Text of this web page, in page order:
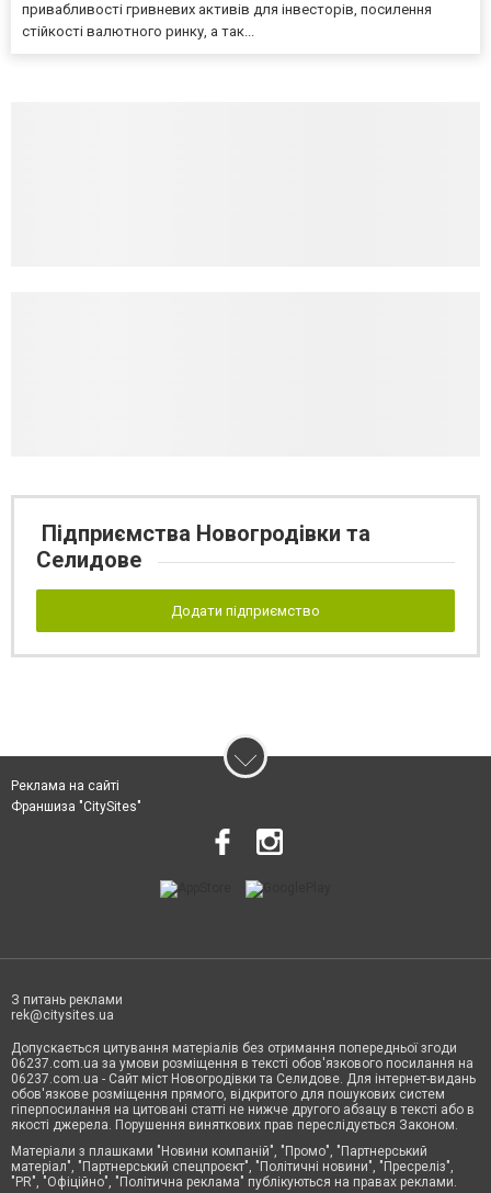
привабливості гривневих активів для інвесторів, посилення
стійкості валютного ринку, а так...
Підприємства Новогродівки та
Селидове
Додати підприємство
Реклама на сайті
Франшиза "CitySites"
З питань реклами
rek@citysites.ua
Допускається цитування матеріалів без отримання попередньої згоди
06237.com.ua за умови розміщення в тексті обов'язкового посилання на
06237.com.ua - Сайт міст Новогродівки та Селидове. Для інтернет-видань
обов'язкове розміщення прямого, відкритого для пошукових систем
гіперпосилання на цитовані статті не нижче другого абзацу в тексті або в
якості джерела. Порушення виняткових прав переслідується Законом.
Матеріали з плашками "Новини компаній", "Промо", "Партнерський
матеріал", "Партнерський спецпроєкт", "Політичні новини", "Пресреліз",
"PR", "Офіційно", "Політична реклама" публікуються на правах реклами.